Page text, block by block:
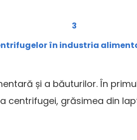
3
în industria
și a băuturilor. În
centrifugei, grăsimea din